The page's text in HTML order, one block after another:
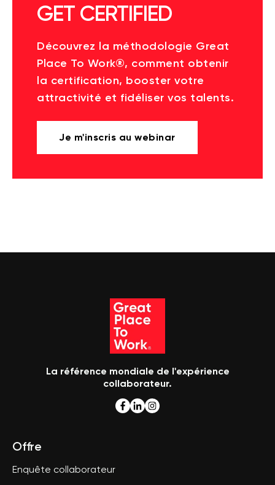
GET CERTIFIED
Découvrez la méthodologie Great
Place To Work®, comment obtenir
la certification, booster votre
attractivité et fidéliser vos talents.
Je m'inscris au webinar
La référence mondiale de l'expérience
collaborateur.
Offre
Enquête collaborateur